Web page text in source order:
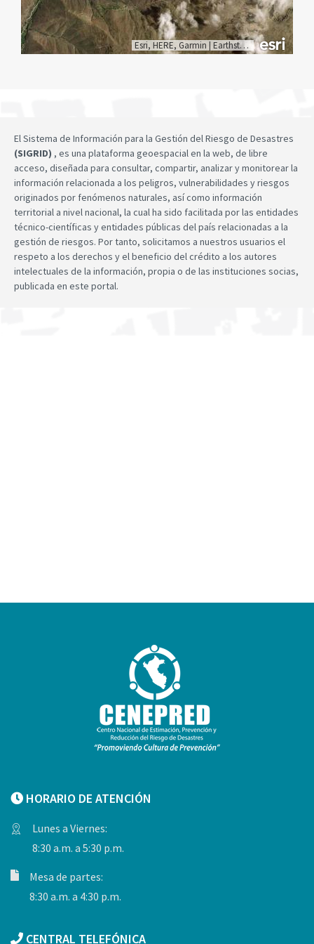
Esri, HERE, Garmin | Earthstar Geographics
El Sistema de Información para la Gestión del Riesgo de Desastres
(SIGRID) , es una plataforma geoespacial en la web, de libre
acceso, diseñada para consultar, compartir, analizar y monitorear la
información relacionada a los peligros, vulnerabilidades y riesgos
originados por fenómenos naturales, así como información
territorial a nivel nacional, la cual ha sido facilitada por las entidades
técnico-científicas y entidades públicas del país relacionadas a la
gestión de riesgos. Por tanto, solicitamos a nuestros usuarios el
respeto a los derechos y el beneficio del crédito a los autores
intelectuales de la información, propia o de las instituciones socias,
publicada en este portal.
HORARIO DE ATENCIÓN
Lunes a Viernes:
8:30 a.m. a 5:30 p.m.
Mesa de partes:
8:30 a.m. a 4:30 p.m.
CENTRAL TELEFÓNICA